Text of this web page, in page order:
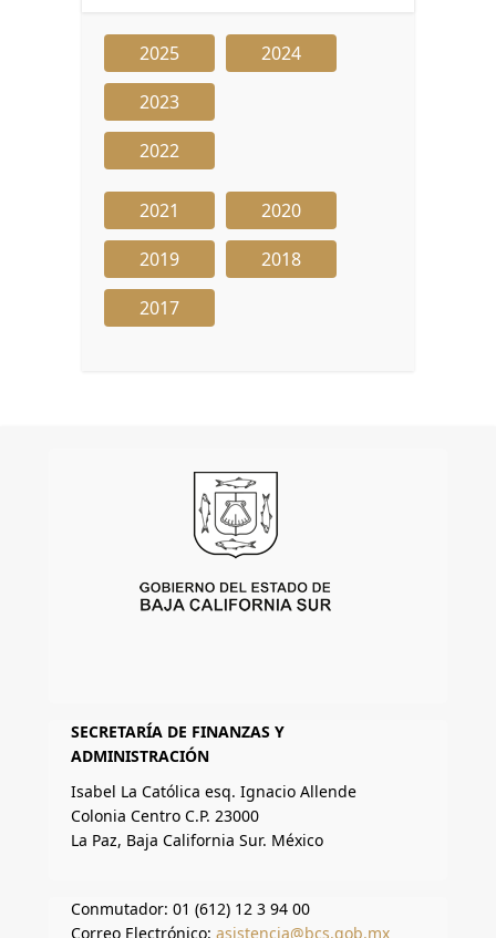
2025
2024
2023
2022
2021
2020
2019
2018
2017
SECRETARÍA DE FINANZAS Y
ADMINISTRACIÓN
Isabel La Católica esq. Ignacio Allende
Colonia Centro C.P. 23000
La Paz, Baja California Sur. México
Conmutador: 01 (612) 12 3 94 00
Correo Electrónico: asistencia@bcs.gob.mx